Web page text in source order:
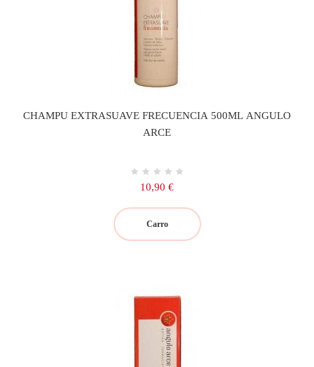
CHAMPU EXTRASUAVE FRECUENCIA 500ML ANGULO
ARCE
Precio
10,90 €
Carro